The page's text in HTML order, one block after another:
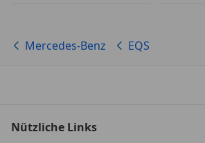
Mercedes-Benz EQS
Nützliche Links